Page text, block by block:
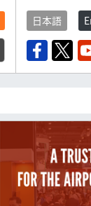
日本語
登録
も